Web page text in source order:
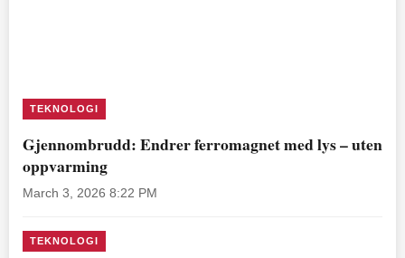
TEKNOLOGI
Gjennombrudd: Endrer ferromagnet med lys – uten
oppvarming
March 3, 2026 8:22 PM
TEKNOLOGI